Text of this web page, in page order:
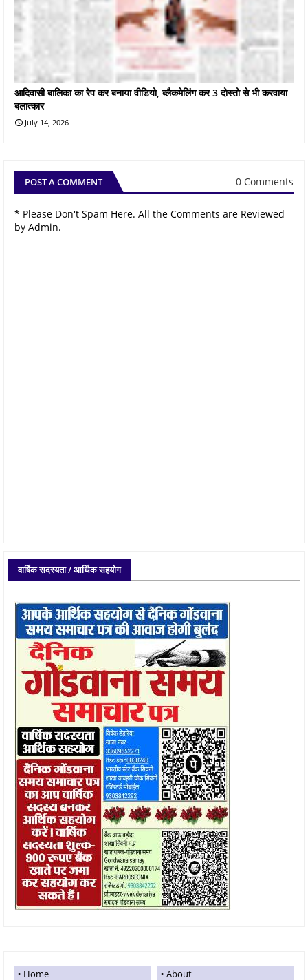
आदिवासी बालिका का रेप कर बनाया वीडियो, ब्लैकमेलिंग कर 3 दोस्तो से भी करवाया
बलात्कार
July 14, 2026
POST A COMMENT 0 Comments
* Please Don't Spam Here. All the Comments are Reviewed
by Admin.
वार्षिक सदस्यता / आर्थिक सहयोग
Home About